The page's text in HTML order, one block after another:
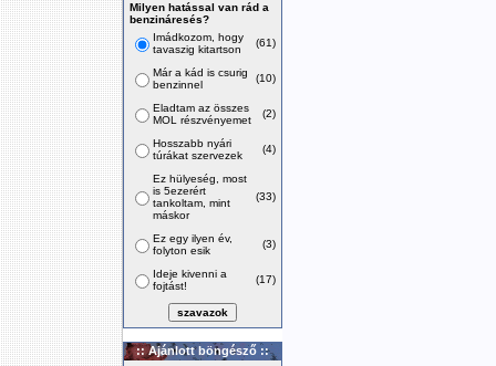
Milyen hatással van rád a
benzináresés?
Imádkozom, hogy
tavaszig kitartson
(61)
Már a kád is csurig
benzinnel
(10)
Eladtam az összes
MOL részvényemet
(2)
Hosszabb nyári
túrákat szervezek
(4)
Ez hülyeség, most
is 5ezerért
tankoltam, mint
máskor
(33)
Ez egy ilyen év,
folyton esik
(3)
Ideje kivenni a
fojtást!
(17)
:: Ajánlott böngésző ::